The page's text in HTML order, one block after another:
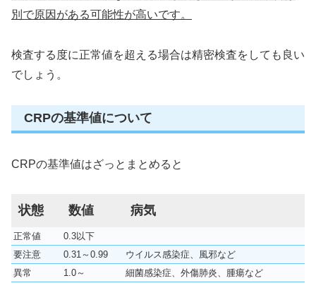
別で原因がある可能性が高いです。
検査する度に正常値を超える場合は精密検査をしても良い
でしょう。
CRPの基準値について
CRPの基準値はざっとまとめると
状態 数値 病気
正常値
0.3以下
要注意
0.31～0.99
ウイルス感染症、風邪など
異常
1.0～ 細菌感染症、外傷肺炎、腫瘍など